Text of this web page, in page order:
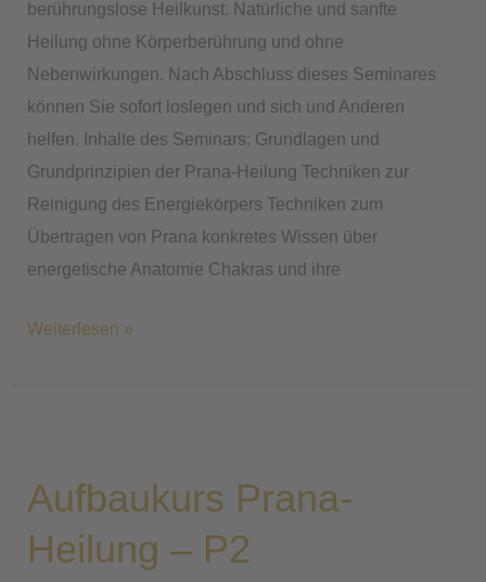
berührungslose Heilkunst. Natürliche und sanfte
Heilung ohne Körperberührung und ohne
Nebenwirkungen. Nach Abschluss dieses Seminares
können Sie sofort loslegen und sich und Anderen
helfen. Inhalte des Seminars: Grundlagen und
Grundprinzipien der Prana-Heilung Techniken zur
Reinigung des Energiekörpers Techniken zum
Übertragen von Prana konkretes Wissen über
energetische Anatomie Chakras und ihre
Weiterlesen »
Aufbaukurs Prana-
Heilung – P2
Heilung
P2